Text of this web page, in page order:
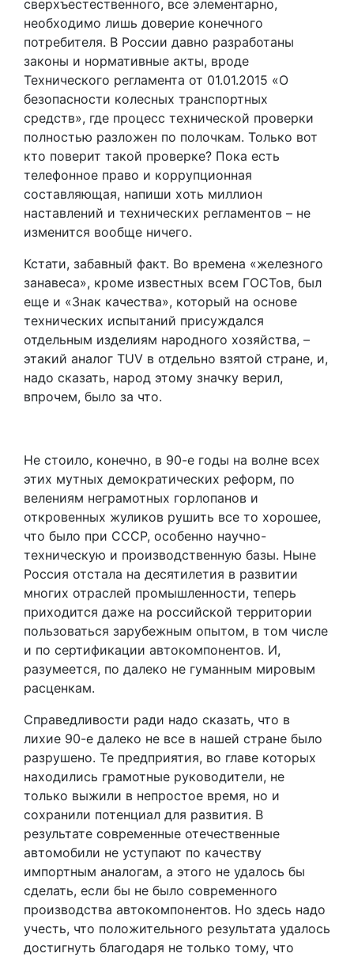
сверхъестественного, все элементарно,
необходимо лишь доверие конечного
потребителя. В России давно разработаны
законы и нормативные акты, вроде
Технического регламента от 01.01.2015 «О
безопасности колесных транспортных
средств», где процесс технической проверки
полностью разложен по полочкам. Только вот
кто поверит такой проверке? Пока есть
телефонное право и коррупционная
составляющая, напиши хоть миллион
наставлений и технических регламентов – не
изменится вообще ничего.
Кстати, забавный факт. Во времена «железного
занавеса», кроме известных всем ГОСТов, был
еще и «Знак качества», который на основе
технических испытаний присуждался
отдельным изделиям народного хозяйства, –
этакий аналог TUV в отдельно взятой стране, и,
надо сказать, народ этому значку верил,
впрочем, было за что.
Не стоило, конечно, в 90-е годы на волне всех
этих мутных демократических реформ, по
велениям неграмотных горлопанов и
откровенных жуликов рушить все то хорошее,
что было при СССР, особенно научно-
техническую и производственную базы. Ныне
Россия отстала на десятилетия в развитии
многих отраслей промышленности, теперь
приходится даже на российской территории
пользоваться зарубежным опытом, в том числе
и по сертификации автокомпонентов. И,
разумеется, по далеко не гуманным мировым
расценкам.
Справедливости ради надо сказать, что в
лихие 90-е далеко не все в нашей стране было
разрушено. Те предприятия, во главе которых
находились грамотные руководители, не
только выжили в непростое время, но и
сохранили потенциал для развития. В
результате современные отечественные
автомобили не уступают по качеству
импортным аналогам, а этого не удалось бы
сделать, если бы не было современного
производства автокомпонентов. Но здесь надо
учесть, что положительного результата удалось
достигнуть благодаря не только тому, что